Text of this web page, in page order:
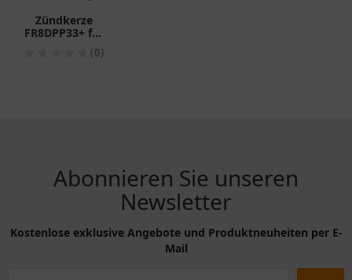
Zündkerze
FR8DPP33+ für
Motorräder(0)
Abonnieren Sie unseren
Newsletter
Kostenlose exklusive Angebote und Produktneuheiten per E-
Mail